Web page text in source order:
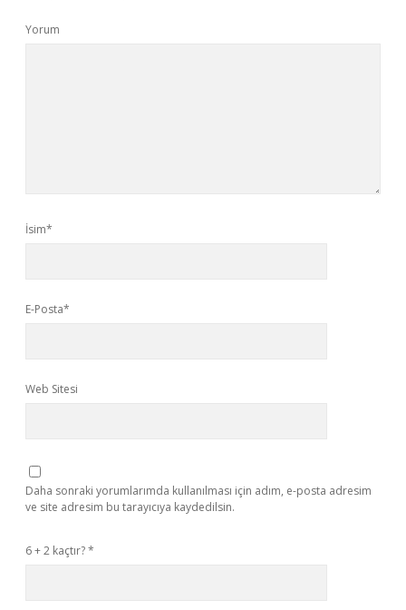
Yorum
İsim*
E-Posta*
Web Sitesi
Daha sonraki yorumlarımda kullanılması için adım, e-posta adresim
ve site adresim bu tarayıcıya kaydedilsin.
6 + 2 kaçtır?*